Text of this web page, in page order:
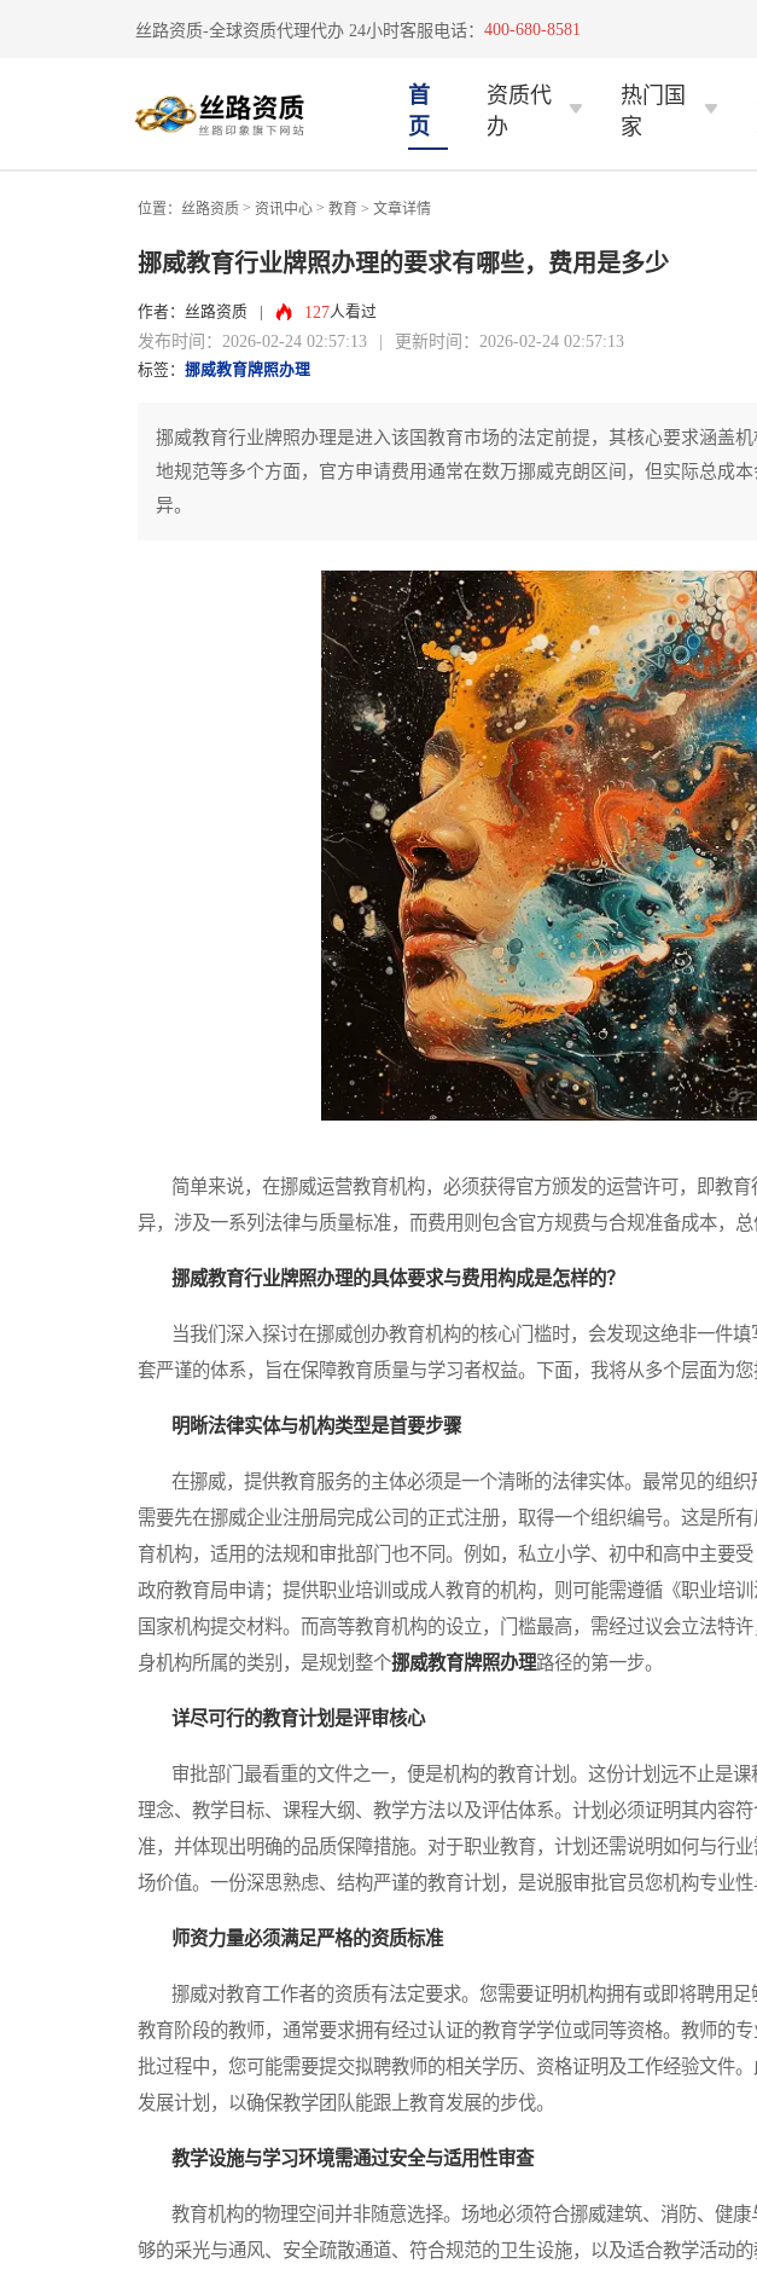
丝路资质-全球资质代理代办 24小时客服电话： 400-680-8581
首
页
资质代
办
热门国
家
位置： 丝路资质 > 资讯中心 > 教育 > 文章详情
挪威教育行业牌照办理的要求有哪些，费用是多少
作者：丝路资质 127人看过
发布时间：2026-02-24 02:57:13 | 更新时间：2026-02-24 02:57:13
标签： 挪威教育牌照办理
挪威教育行业牌照办理是进入该国教育市场的法定前提，其核心要求涵盖
地规范等多个方面，官方申请费用通常在数万挪威克朗区间，但实际总成
异。
简单来说，在挪威运营教育机构，必须获得官方颁发的运营许可，即教育
异，涉及一系列法律与质量标准，而费用则包含官方规费与合规准备成本，总
挪威教育行业牌照办理的具体要求与费用构成是怎样的？
当我们深入探讨在挪威创办教育机构的核心门槛时，会发现这绝非一件填
套严谨的体系，旨在保障教育质量与学习者权益。下面，我将从多个层面为您
明晰法律实体与机构类型是首要步骤
在挪威，提供教育服务的主体必须是一个清晰的法律实体。最常见的组织
需要先在挪威企业注册局完成公司的正式注册，取得一个组织编号。这是所
育机构，适用的法规和审批部门也不同。例如，私立小学、初中和高中主要
政府教育局申请；提供职业培训或成人教育的机构，则可能需遵循《职业培
国家机构提交材料。而高等教育机构的设立，门槛最高，需经过议会立法特
身机构所属的类别，是规划整个挪威教育牌照办理路径的第一步。
详尽可行的教育计划是评审核心
审批部门最看重的文件之一，便是机构的教育计划。这份计划远不止是课
理念、教学目标、课程大纲、教学方法以及评估体系。计划必须证明其内容
准，并体现出明确的品质保障措施。对于职业教育，计划还需说明如何与行
场价值。一份深思熟虑、结构严谨的教育计划，是说服审批官员您机构专业性
师资力量必须满足严格的资质标准
挪威对教育工作者的资质有法定要求。您需要证明机构拥有或即将聘用足
教育阶段的教师，通常要求拥有经过认证的教育学学位或同等资格。教师的
批过程中，您可能需要提交拟聘教师的相关学历、资格证明及工作经验文件
发展计划，以确保教学团队能跟上教育发展的步伐。
教学设施与学习环境需通过安全与适用性审查
教育机构的物理空间并非随意选择。场地必须符合挪威建筑、消防、健康
够的采光与通风、安全疏散通道、符合规范的卫生设施，以及适合教学活动